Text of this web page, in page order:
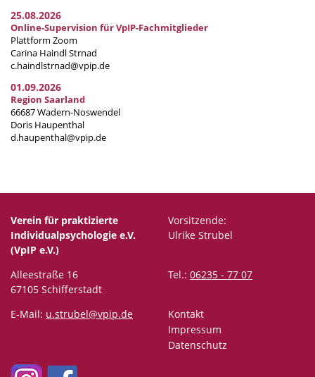
25.08.2026
Online-Supervision für VpIP-Fachmitglieder
Plattform Zoom
Carina Haindl Strnad
c.haindlstrnad@vpip.de
01.09.2026
Region Saarland
66687 Wadern-Noswendel
Doris Haupenthal
d.haupenthal@vpip.de
Verein für praktizierte
Individualpsychologie e.V.
(VpIP e.V.)
Vorsitzende:
Ulrike Strubel
Alleestraße 16
67105 Schifferstadt
Tel.: 06235 - 77 07
E-Mail: u.strubel@vpip.de
Kontakt
Impressum
Datenschutz